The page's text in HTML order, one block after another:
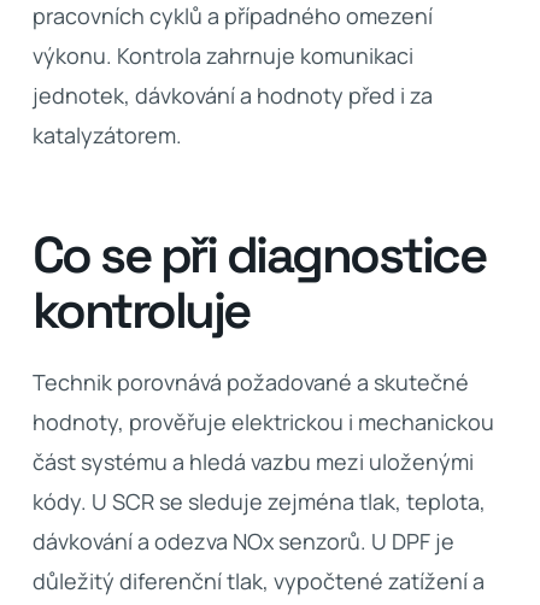
pracovních cyklů a případného omezení
výkonu. Kontrola zahrnuje komunikaci
jednotek, dávkování a hodnoty před i za
katalyzátorem.
Co se při diagnostice
kontroluje
Technik porovnává požadované a skutečné
hodnoty, prověřuje elektrickou i mechanickou
část systému a hledá vazbu mezi uloženými
kódy. U SCR se sleduje zejména tlak, teplota,
dávkování a odezva NOx senzorů. U DPF je
důležitý diferenční tlak, vypočtené zatížení a